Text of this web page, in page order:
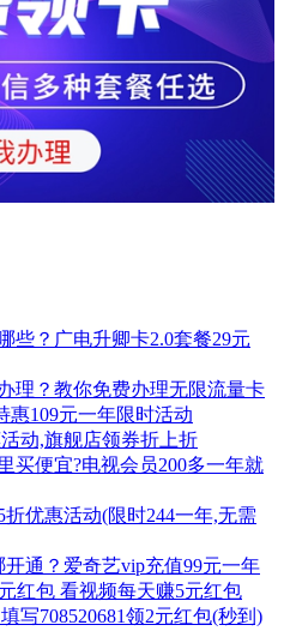
些？广电升卿卡2.0套餐29元
理？教你免费办理无限流量卡
惠109元一年限时活动
动,旗舰店领券折上折
买便宜?电视会员200多一年就
优惠活动(限时244一年,无需
通？爱奇艺vip充值99元一年
红包 看视频每天赚5元红包
写708520681领2元红包(秒到)